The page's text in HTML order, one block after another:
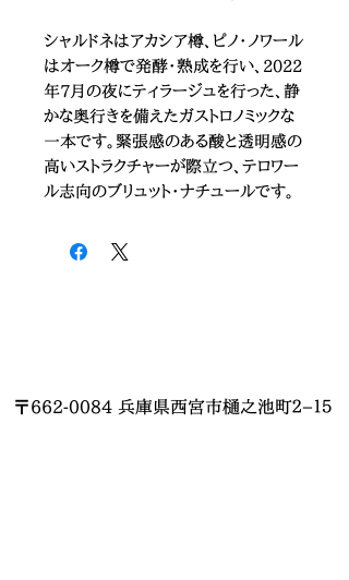
シャルドネはアカシア樽、ピノ・ノワール
はオーク樽で発酵・熟成を行い、2022
年7月の夜にティラージュを行った、静
かな奥行きを備えたガストロノミックな
一本です。緊張感のある酸と透明感の
高いストラクチャーが際立つ、テロワー
ル志向のブリュット・ナチュールです。
〒662-0084 兵庫県西宮市樋之池町２−１５